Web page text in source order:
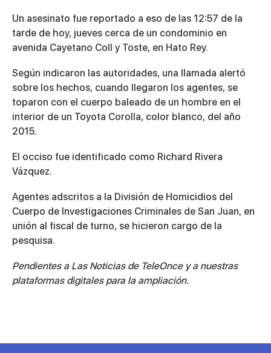
Un asesinato fue reportado a eso de las 12:57 de la
tarde de hoy, jueves cerca de un condominio en
avenida Cayetano Coll y Toste, en Hato Rey.
Según indicaron las autoridades, una llamada alertó
sobre los hechos, cuando llegaron los agentes, se
toparon con el cuerpo baleado de un hombre en el
interior de un Toyota Corolla, color blanco, del año
2015.
El occiso fue identificado como Richard Rivera
Vázquez.
Agentes adscritos a la División de Homicidios del
Cuerpo de Investigaciones Criminales de San Juan, en
unión al fiscal de turno, se hicieron cargo de la
pesquisa.
Pendientes a Las Noticias de TeleOnce y a nuestras
plataformas digitales para la ampliación.